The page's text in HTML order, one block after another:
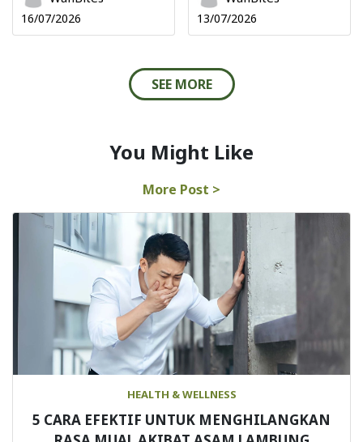
16/07/2026 13/07/2026
SEE MORE
You Might Like
More Post >
HEALTH & WELLNESS
5 CARA EFEKTIF UNTUK MENGHILANGKAN